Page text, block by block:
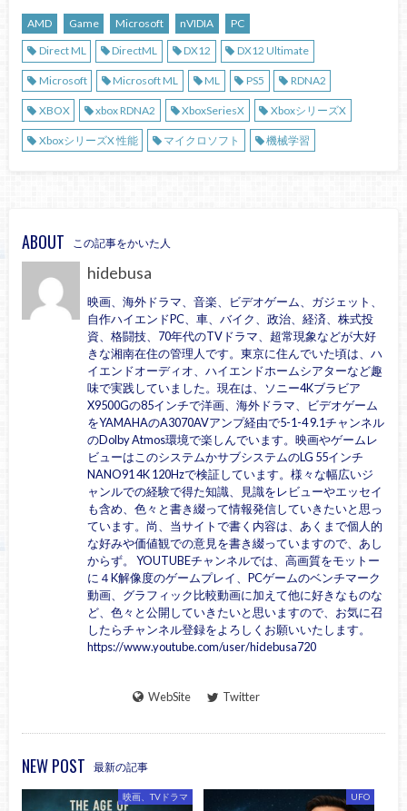
AMD Game Microsoft nVIDIA
PC
Direct ML
DirectML DX12 DX12 Ultimate
Microsoft Microsoft ML ML PS5 RDNA2
XBOX xbox RDNA2 XboxSeriesX XboxシリーズX
XboxシリーズX 性能 マイクロソフト 機械学習
ABOUT この記事をかいた人
hidebusa
映画、海外ドラマ、音楽、ビデオゲーム、ガジェット、
自作ハイエンドPC、車、バイク、政治、経済、株式投
資、格闘技、70年代のTVドラマ、超常現象などが大好
きな湘南在住の管理人です。東京に住んでいた頃は、ハ
イエンドオーディオ、ハイエンドホームシアターなど趣
味で実践していました。現在は、ソニー4Kブラビア
X9500Gの85インチで洋画、海外ドラマ、ビデオゲーム
をYAMAHAのA3070AVアンプ経由で5-1-4 9.1チャンネル
のDolby Atmos環境で楽しんでいます。映画やゲームレ
ビューはこのシステムかサブシステムのLG 55インチ
NANO91 4K 120Hzで検証しています。様々な幅広いジ
ャンルでの経験で得た知識、見識をレビューやエッセイ
も含め、色々と書き綴って情報発信していきたいと思っ
ています。尚、当サイトで書く内容は、あくまで個人的
な好みや価値観での意見を書き綴っていますので、あし
からず。 YOUTUBEチャンネルでは、高画質をモットー
に４K解像度のゲームプレイ、PCゲームのベンチマーク
動画、グラフィック比較動画に加えて他に好きなものな
ど、色々と公開していきたいと思いますので、お気に召
したらチャンネル登録をよろしくお願いいたします。
https://www.youtube.com/user/hidebusa720
WebSite Twitter
NEW POST 最新の記事
映画、TVドラマ UFO